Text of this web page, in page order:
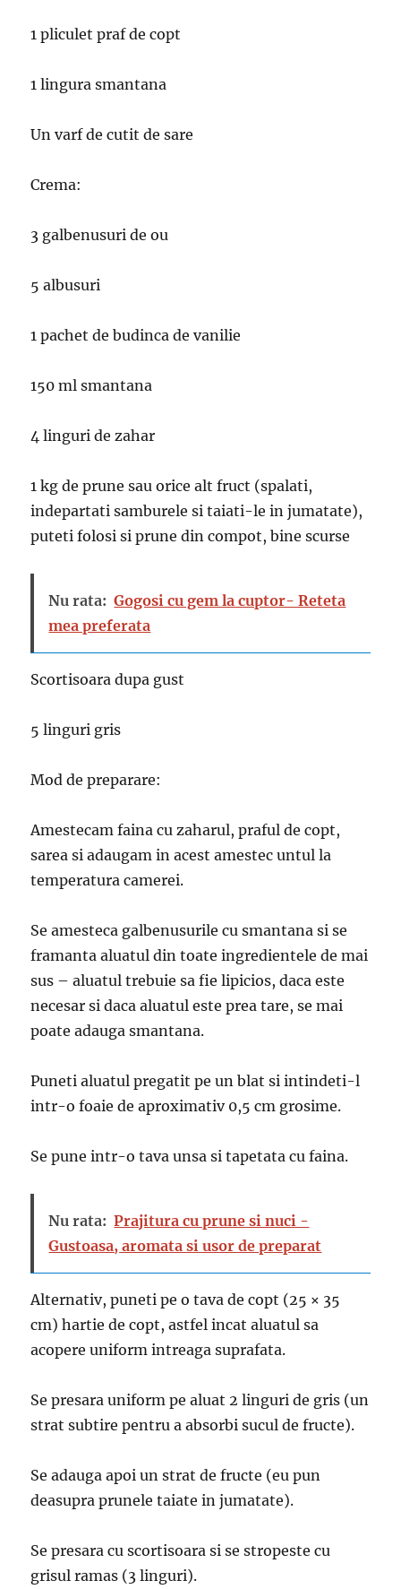
1 pliculet praf de copt
1 lingura smantana
Un varf de cutit de sare
Crema:
3 galbenusuri de ou
5 albusuri
1 pachet de budinca de vanilie
150 ml smantana
4 linguri de zahar
1 kg de prune sau orice alt fruct (spalati,
indepartati samburele si taiati-le in jumatate),
puteti folosi si prune din compot, bine scurse
Nu rata: Gogosi cu gem la cuptor- Reteta
mea preferata
Scortisoara dupa gust
5 linguri gris
Mod de preparare:
Amestecam faina cu zaharul, praful de copt,
sarea si adaugam in acest amestec untul la
temperatura camerei.
Se amesteca galbenusurile cu smantana si se
framanta aluatul din toate ingredientele de mai
sus – aluatul trebuie sa fie lipicios, daca este
necesar si daca aluatul este prea tare, se mai
poate adauga smantana.
Puneti aluatul pregatit pe un blat si intindeti-l
intr-o foaie de aproximativ 0,5 cm grosime.
Se pune intr-o tava unsa si tapetata cu faina.
Nu rata: Prajitura cu prune si nuci -
Gustoasa, aromata si usor de preparat
Alternativ, puneti pe o tava de copt (25 × 35
cm) hartie de copt, astfel incat aluatul sa
acopere uniform intreaga suprafata.
Se presara uniform pe aluat 2 linguri de gris (un
strat subtire pentru a absorbi sucul de fructe).
Se adauga apoi un strat de fructe (eu pun
deasupra prunele taiate in jumatate).
Se presara cu scortisoara si se stropeste cu
grisul ramas (3 linguri).